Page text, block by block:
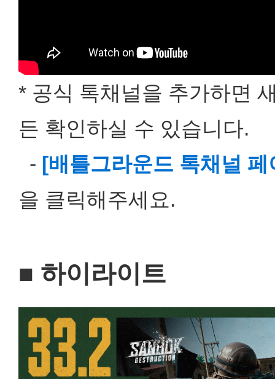
* 공식 톡채널을 추가하면
든 확인하실 수 있습니다.
- [배틀그라운드 톡채널
을 클릭해주세요.
■ 하이라이트